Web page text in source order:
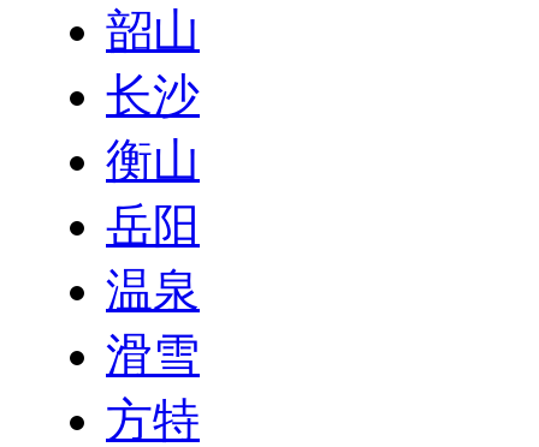
韶山
长沙
衡山
岳阳
温泉
滑雪
方特